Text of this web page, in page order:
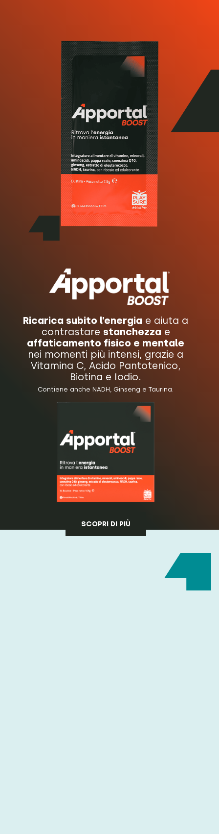
Ricarica subito l’energia e aiuta a
contrastare stanchezzae
affaticamento fisico e mentale
nei momenti più intensi, grazie a
Vitamina C, Acido Pantotenico,
Biotina e Iodio.
Contiene anche NADH, Ginseng e Taurina.
SCOPRI DI PIÙ